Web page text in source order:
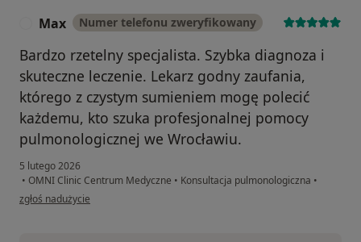
Max Numer telefonu zweryfikowany
Bardzo rzetelny specjalista. Szybka diagnoza i
skuteczne leczenie. Lekarz godny zaufania,
którego z czystym sumieniem mogę polecić
każdemu, kto szuka profesjonalnej pomocy
pulmonologicznej we Wrocławiu.
5 lutego 2026
• OMNI Clinic Centrum Medyczne • Konsultacja pulmonologiczna •
w opinii użytkownika Max
zgłoś nadużycie